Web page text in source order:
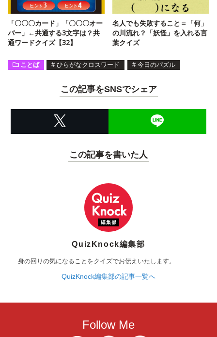
「〇〇〇カード」「〇〇〇オー
バー」←共通する3文字は？共
通ワードクイズ【32】
名人でも失敗すること＝「何」
の川流れ？「妖怪」を入れる言
葉クイズ
ことば # ひらがなクロスワード # 今日のパズル
この記事をSNSでシェア
この記事を書いた人
QuizKnock編集部
身の回りの気になることをクイズでお伝えいたします。
QuizKnock編集部の記事一覧へ
Follow Me